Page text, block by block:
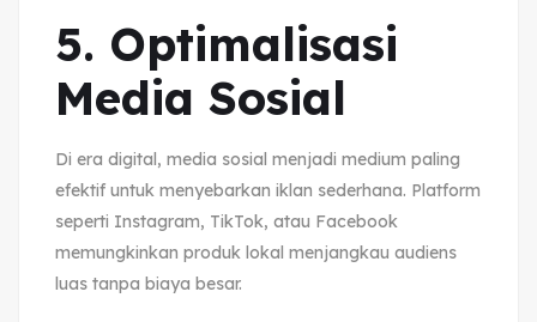
5. Optimalisasi
Media Sosial
Di era digital, media sosial menjadi medium paling
efektif untuk menyebarkan iklan sederhana. Platform
seperti Instagram, TikTok, atau Facebook
memungkinkan produk lokal menjangkau audiens
luas tanpa biaya besar.